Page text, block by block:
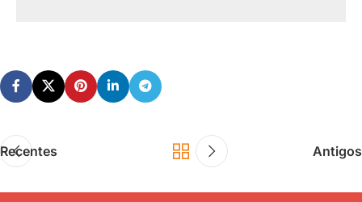
Recentes Antigos